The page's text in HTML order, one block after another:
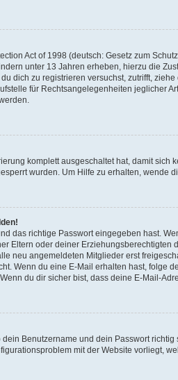
Act of 1998 (deutsch: Gesetz zum
unter 13 Jahren erheben, hierzu die
dich zu registrieren versuchst, zutrifft,
für Rechtsangelegenheiten jeglicher
komplett ausgeschaltet hat, damit
wurden. Um Hilfe zu erhalten, wende
das richtige Passwort eingegeben hast.
Eltern oder deiner
neu angemeldeten Mitglieder erst
Wenn du eine E-Mail erhalten hast,
du dir sicher bist, dass deine E-Mail-
Benutzername und dein Passwort
mit der Website vorliegt,